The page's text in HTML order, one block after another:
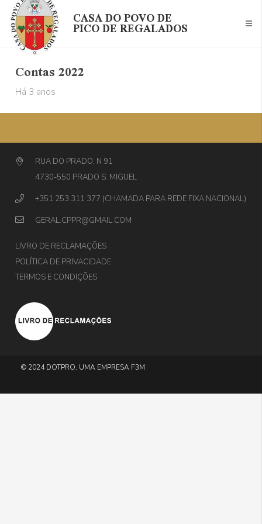
CASA DO POVO DE
PICO DE REGALADOS
Contas 2022
Há 3 anos
RUA DO PRADO, N 91
4730-550 PRADO S. MIGUEL
+351 253 311 377 (CHAMADA PARA REDE FIXA NACIONAL)
GERAL.CPPR@GMAIL.COM
LIVRO DE RECLAMAÇÕES
POLÍTICA DE PRIVACIDADE
TERMOS E CONDIÇÕES
© 2024 DOTPRO, UMA EMPRESA F3M